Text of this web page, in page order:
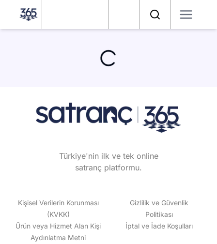
Arama
Türkiye'nin ilk ve tek online
satranç platformu.
Kişisel Verilerin Korunması
(KVKK)
Gizlilik ve Güvenlik
Politikası
Ürün veya Hizmet Alan Kişi
Aydınlatma Metni
İptal ve İade Koşulları